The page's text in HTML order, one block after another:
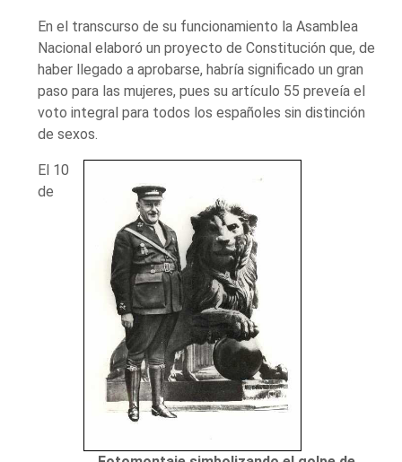
En el transcurso de su funcionamiento la Asamblea
Nacional elaboró un proyecto de Constitución que, de
haber llegado a aprobarse, habría significado un gran
paso para las mujeres, pues su artículo 55 preveía el
voto integral para todos los españoles sin distinción
de sexos.
El 10
de